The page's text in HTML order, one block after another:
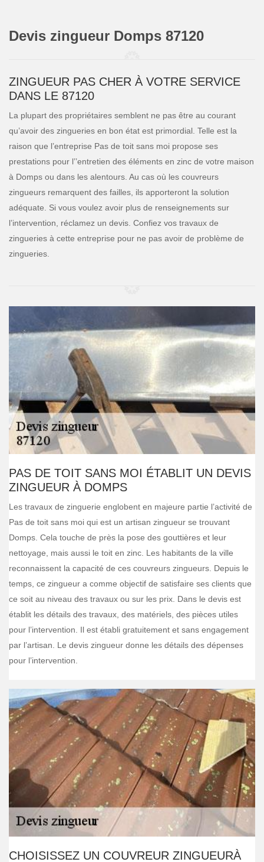
Devis zingueur Domps 87120
ZINGUEUR PAS CHER À VOTRE SERVICE
DANS LE 87120
La plupart des propriétaires semblent ne pas être au courant
qu’avoir des zingueries en bon état est primordial. Telle est la
raison que l’entreprise Pas de toit sans moi propose ses
prestations pour l’’entretien des éléments en zinc de votre maison
à Domps ou dans les alentours. Au cas où les couvreurs
zingueurs remarquent des failles, ils apporteront la solution
adéquate. Si vous voulez avoir plus de renseignements sur
l’intervention, réclamez un devis. Confiez vos travaux de
zingueries à cette entreprise pour ne pas avoir de problème de
zingueries.
PAS DE TOIT SANS MOI ÉTABLIT UN DEVIS
ZINGUEUR À DOMPS
Les travaux de zinguerie englobent en majeure partie l’activité de
Pas de toit sans moi qui est un artisan zingueur se trouvant
Domps. Cela touche de près la pose des gouttières et leur
nettoyage, mais aussi le toit en zinc. Les habitants de la ville
reconnaissent la capacité de ces couvreurs zingueurs. Depuis le
temps, ce zingueur a comme objectif de satisfaire ses clients que
ce soit au niveau des travaux ou sur les prix. Dans le devis est
établit les détails des travaux, des matériels, des pièces utiles
pour l’intervention. Il est établi gratuitement et sans engagement
par l’artisan. Le devis zingueur donne les détails des dépenses
pour l’intervention.
CHOISISSEZ UN COUVREUR ZINGUEURÀ